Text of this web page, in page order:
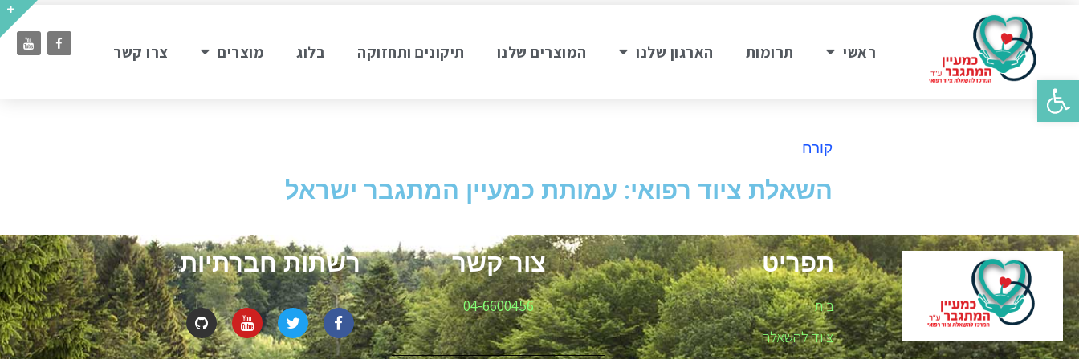
פתח סרגל נגישות
ראשי תרומות הארגון שלנו המוצרים שלנו תיקונים ותחזוקה בלוג מוצרים צרו קשר
קורח
השאלת ציוד רפואי‏: עמותת כמעיין המתגבר ישראל
תפריט
בית
ציוד להשאלה
צור קשר
04-6600456
רשתות חברתיות